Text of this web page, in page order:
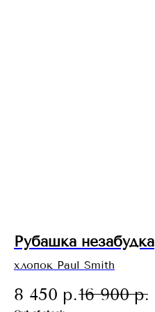
Рубашка незабудка
хлопок Paul Smith
8 450 р.16 900 р.